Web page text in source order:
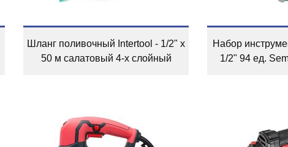
Шланг поливочный Intertool - 1/2" х
50 м салатовый 4-х слойный
Набор
1/2" 94 ед.